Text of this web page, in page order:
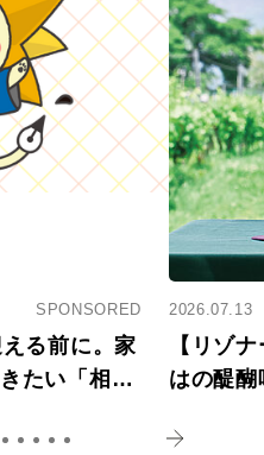
SPONSORED
る前に。家
たい「相続
2026.07.13
【リゾ
はの醍